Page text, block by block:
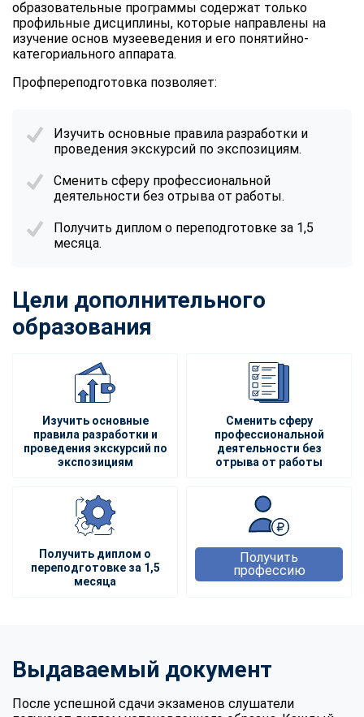
образовательные программы содержат только
профильные дисциплины, которые направлены на
изучение основ музееведения и его понятийно-
категориального аппарата.
Профпереподготовка позволяет:
Изучить основные правила разработки и
проведения экскурсий по экспозициям.
Сменить сферу профессиональной
деятельности без отрыва от работы.
Получить диплом о переподготовке за 1,5
месяца.
Цели дополнительного
образования
Изучить основные
правила разработки и
проведения экскурсий по
экспозициям
Сменить сферу
профессиональной
деятельности без
отрыва от работы
Получить диплом о
переподготовке за 1,5
месяца
Получить
профессию
Выдаваемый документ
После успешной сдачи экзаменов слушатели